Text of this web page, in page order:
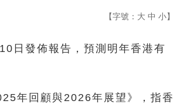
【字號： 大 中 小】
日發佈報告，預測明年香港有
年回顧與2026年展望》，指香